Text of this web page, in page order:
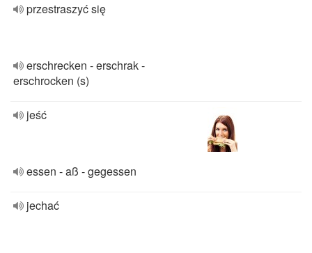
przestraszyć się
erschrecken - erschrak -
erschrocken (s)
jeść
essen - aß - gegessen
jechać